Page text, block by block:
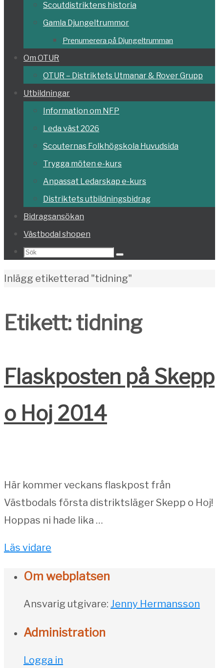
Scoutdistriktens historia
Gamla Djungeltrummor
Prenumerera på Djungeltrumman
Om OTUR
OTUR – Distriktets Utmanar & Rover Grupp
Utbildningar
Information om NFP
Leda väst 2026
Scouternas Folkhögskola Huvudsida
Trygga möten e-kurs
Anpassat Ledarskap e-kurs
Distriktets utbildningsbidrag
Bidragsansökan
Västbodal shopen
Search
Sök
Home
Inlägg etiketterad "tidning"
Etikett:tidning
Flaskposten på Skepp
o Hoj 2014
Här kommer veckans flaskpost från
Västbodals första distriktsläger Skepp o Hoj!
Hoppas ni hade lika …
Läs vidare
Om webplatsen
Ansvarig utgivare: Jenny Hermansson
Administration
Logga in